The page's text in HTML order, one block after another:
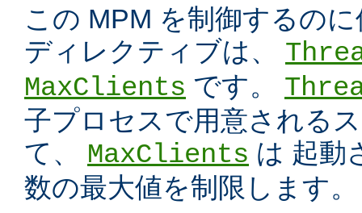
この MPM を制御するの
ディレクティブは、
MaxClients です。
子プロセスで用意される
て、 MaxClients は 起動
数の最大値を制限します。